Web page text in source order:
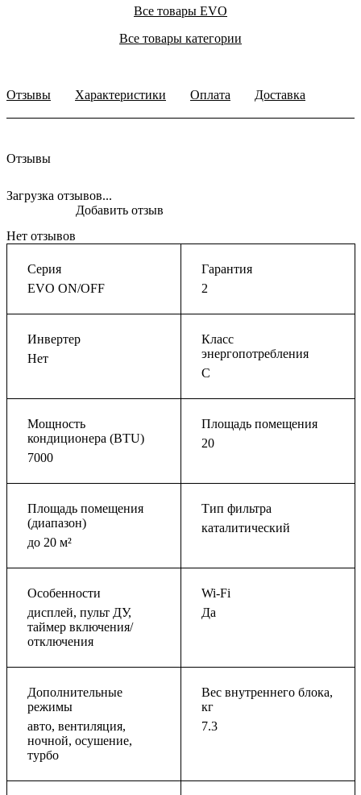
Все товары EVO
Все товары категории
Отзывы Характеристики Оплата Доставка
Отзывы
Загрузка отзывов...
Нет отзывов
Добавить отзыв
Серия
EVO ON/OFF
Гарантия
2
Инвертер
Нет
Класс
энергопотребления
C
Мощность
кондиционера (BTU)
7000
Площадь помещения
20
Площадь помещения
(диапазон)
до 20 м²
Тип фильтра
каталитический
Особенности
дисплей, пульт ДУ,
таймер включения/
отключения
Wi-Fi
Да
Дополнительные
режимы
авто, вентиляция,
ночной, осушение,
турбо
Вес внутреннего блока,
кг
7.3